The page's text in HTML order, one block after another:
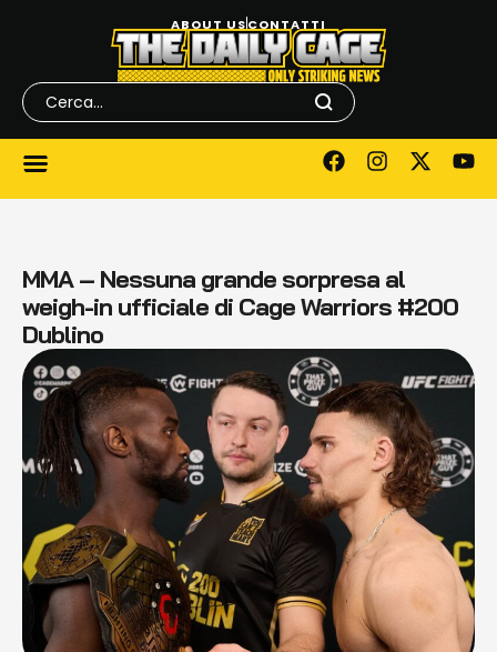
ABOUT USCONTATTI
MMA – Nessuna grande sorpresa al
weigh-in ufficiale di Cage Warriors #200
Dublino